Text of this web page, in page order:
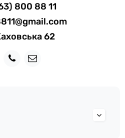
800 88 11
62